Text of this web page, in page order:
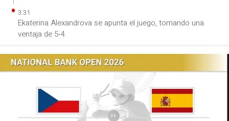
3:31
Ekaterina Alexandrova se apunta el juego, tomando una
ventaja de 5-4.